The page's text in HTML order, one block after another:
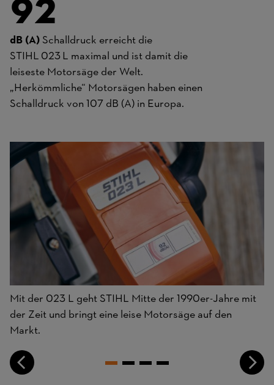
92
dB (A) Schalldruck erreicht die
STIHL 023 L maximal und ist damit die
leiseste Motorsäge der Welt.
„Herkömmliche“ Motorsägen haben einen
Schalldruck von 107 dB (A) in Europa.
Mit der 023 L geht STIHL Mitte der 1990er-Jahre mit
der Zeit und bringt eine leise Motorsäge auf den
Markt.